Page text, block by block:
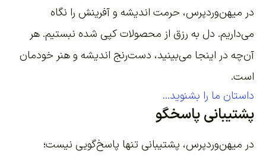
در میهن‌وردپرس، حرمت اندیشه و آفرینش را نگاه
می‌داریم. دل به رزق از محصولات کپی شده نبستیم. هر
آن‌چه در اینجا می‌بینید، دست‌رنج اندیشه و هنر خودمان
است.
داستان ما را بشنوید...
پشتیبانی پاسخگو
در میهن‌وردپرس، پشتیبانی تنها پاسخ‌گویی نیست؛